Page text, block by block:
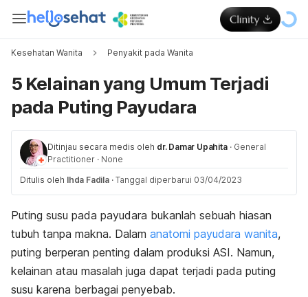
Kesehatan Wanita Penyakit pada Wanita
5 Kelainan yang Umum Terjadi
pada Puting Payudara
Ditinjau secara medis oleh dr. Damar Upahita · General
Practitioner · None
Ditulis oleh Ihda Fadila · Tanggal diperbarui 03/04/2023
Puting susu pada payudara bukanlah sebuah hiasan
tubuh tanpa makna. Dalam anatomi payudara wanita,
puting berperan penting dalam produksi ASI. Namun,
kelainan atau masalah juga dapat terjadi pada puting
susu karena berbagai penyebab.